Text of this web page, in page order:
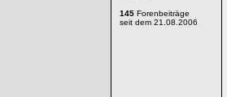
145 Forenbeiträge
seit dem 21.08.2006